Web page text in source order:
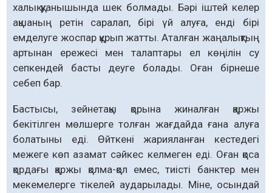
халық қуанышында шек болмады. Бәрі іштей келер
ақшаның ретін саралап, бірі үй алуға, енді бірі
емделуге жоспар құрып жатты. Аталған жаңалықтың
артынан ережесі мен талаптары ел көңілін су
сепкендей басты деуге болады. Оған бірнеше
себеп бар.
Бастысы, зейнетақы қорына жиналған қаржы
бекітілген мөлшерге толған жағдайда ғана алуға
болатыны еді. Өйткені жарияланған кестедегі
межеге көп азамат сәйкес келмеген еді. Оған қоса
қордағы қаржы қолма-қол емес, тиісті банктер мен
мекемелерге тікелей аударылады. Міне, осындай